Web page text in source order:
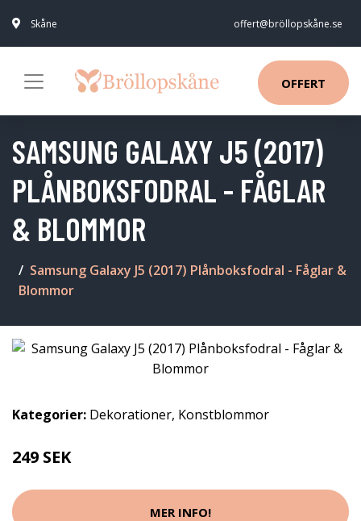
Skåne offert@bröllopskåne.se
OFFERT
SAMSUNG GALAXY J5 (2017)
PLÅNBOKSFODRAL - FÅGLAR
& BLOMMOR
Samsung Galaxy J5 (2017) Plånboksfodral - Fåglar &
Blommor
Kategorier: Dekorationer, Konstblommor
249 SEK
MER INFO!